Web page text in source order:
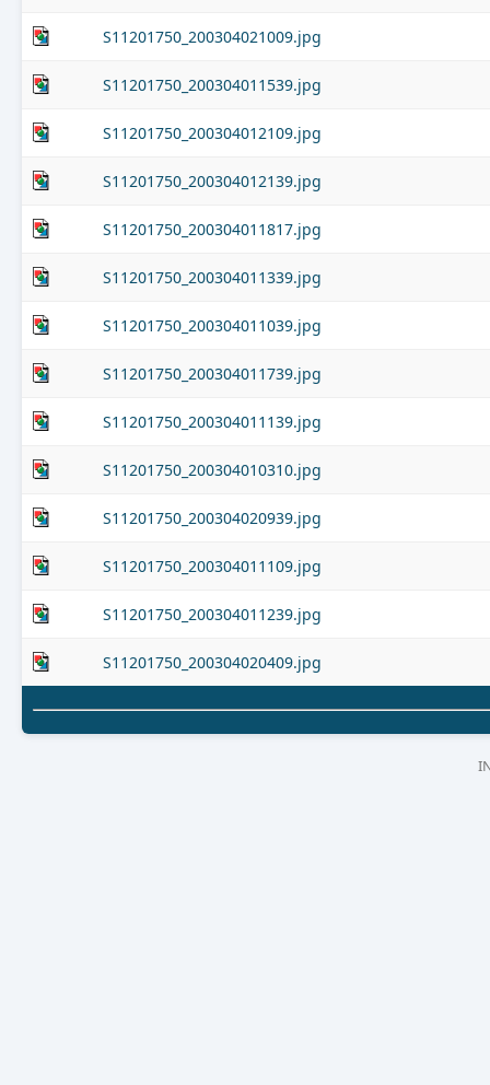
S11201750_200304021009.jpg
S11201750_200304011539.jpg
S11201750_200304012109.jpg
S11201750_200304012139.jpg
S11201750_200304011817.jpg
S11201750_200304011339.jpg
S11201750_200304011039.jpg
S11201750_200304011739.jpg
S11201750_200304011139.jpg
S11201750_200304010310.jpg
S11201750_200304020939.jpg
S11201750_200304011109.jpg
S11201750_200304011239.jpg
S11201750_200304020409.jpg